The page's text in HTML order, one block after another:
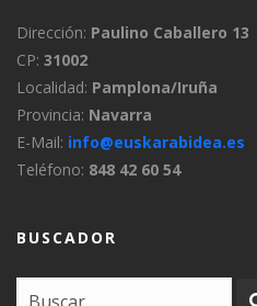
Dirección: Paulino Caballero 13
CP: 31002
Localidad: Pamplona/Iruña
Provincia: Navarra
E-Mail: info@euskarabidea.es
Teléfono: 848 42 60 54
BUSCADOR